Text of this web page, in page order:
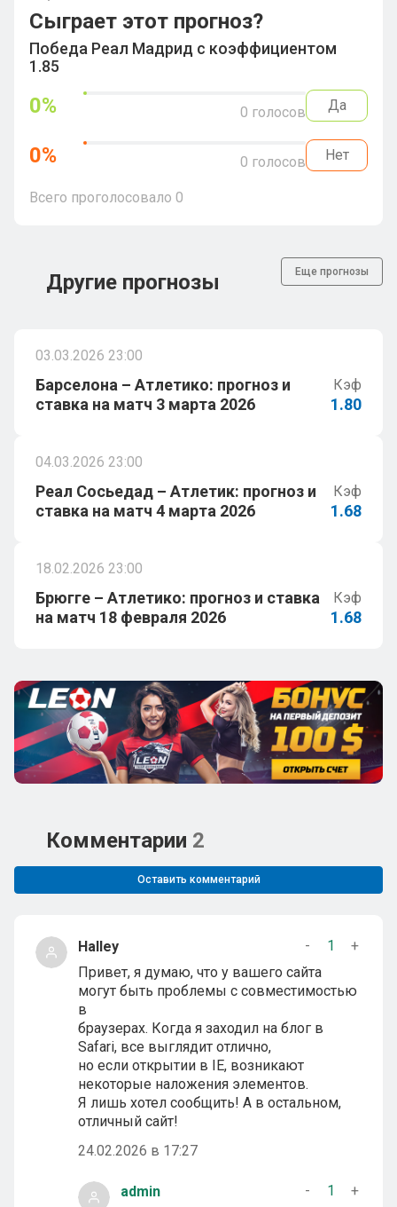
Сыграет этот прогноз?
Победа Реал Мадрид с коэффициентом
1.85
0% 0 голосов Да
0% 0 голосов Нет
Всего проголосовало 0
Другие прогнозы Еще прогнозы
03.03.2026 23:00
Барселона – Атлетико: прогноз и
ставка на матч 3 марта 2026
Кэф
1.80
04.03.2026 23:00
Реал Сосьедад – Атлетик: прогноз и
ставка на матч 4 марта 2026
Кэф
1.68
18.02.2026 23:00
Брюгге – Атлетико: прогноз и ставка
на матч 18 февраля 2026
Кэф
1.68
Комментарии 2
Оставить комментарий
Halley - 1
+
Привет, я думаю, что у вашего сайта
могут быть проблемы с совместимостью
в
браузерах. Когда я заходил на блог в
Safari, все выглядит отлично,
но если открытии в IE, возникают
некоторые наложения элементов.
Я лишь хотел сообщить! А в остальном,
отличный сайт!
24.02.2026 в 17:27
admin - 1
+